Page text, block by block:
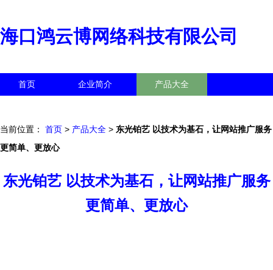
海口鸿云博网络科技有限公司
首页 企业简介 产品大全
当前位置： 首页 > 产品大全 > 东光铂艺 以技术为基石，让网站推广服务
更简单、更放心
东光铂艺 以技术为基石，让网站推广服务
更简单、更放心